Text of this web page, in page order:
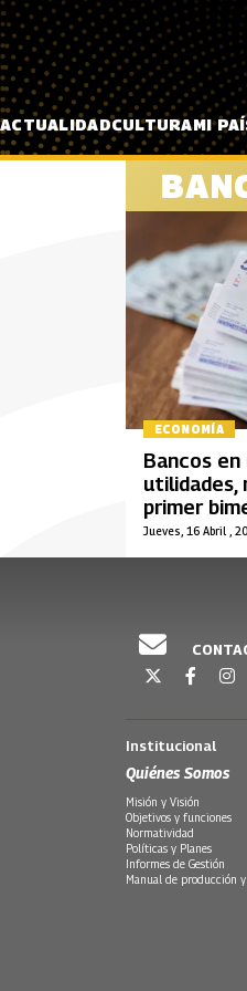
Pasar al contenido principal
ACTUALIDADCULTURAMI
ECONOMÍA
Jueves, 16 Abril ,
Bancos en
utilidades,
primer
Institucional
Quiénes Somos
Misión y Visión
Objetivos y funciones
Normatividad
Políticas y Planes
Informes de Gestión
Manual de producción